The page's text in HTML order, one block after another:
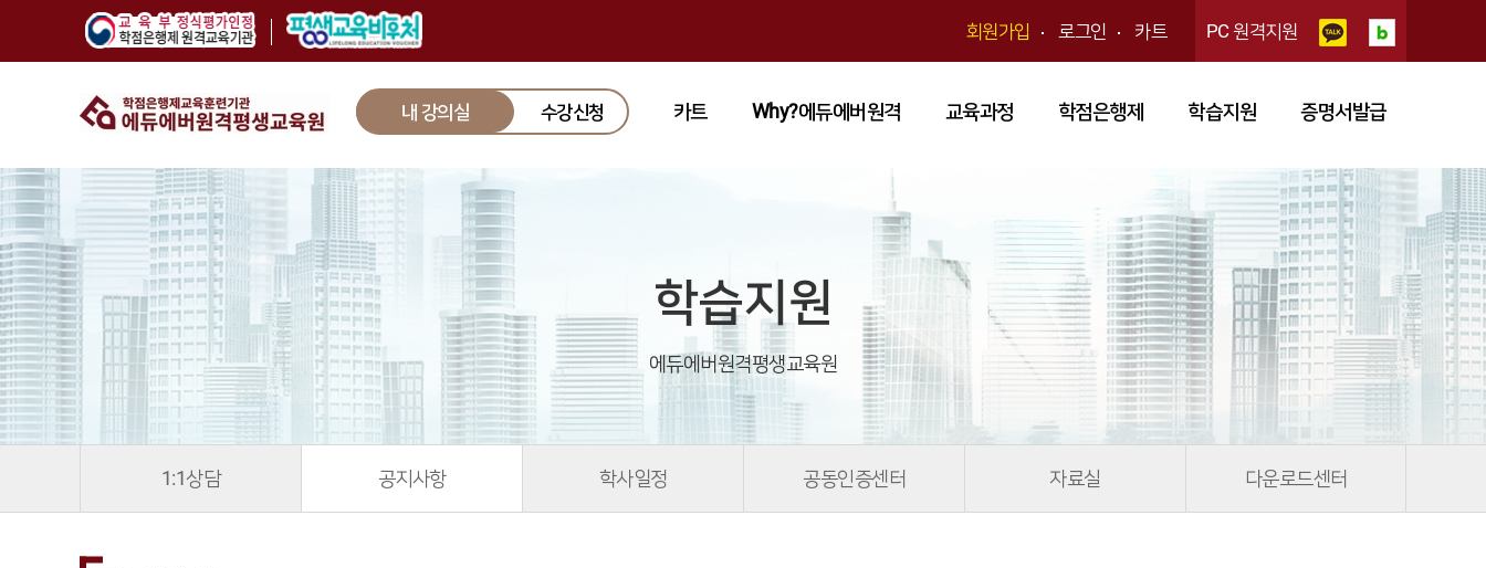
회원가입 로그인 카트 PC 원격지원
내 강의실 수강신청 카트 Why?에듀에버원격 교육과정 학점은행제 학습지원 증명서발급
학습지원
에듀에버원격평생교육원
1:1상담 공지사항 학사일정 공동인증센터 자료실 다운로드센터